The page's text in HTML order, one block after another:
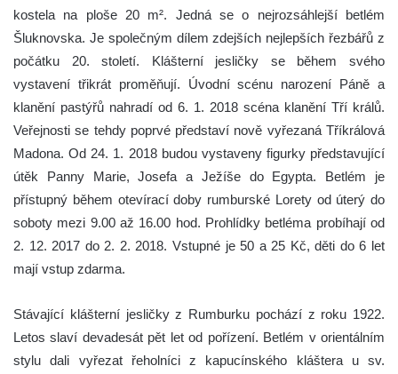
kostela na ploše 20 m². Jedná se o nejrozsáhlejší betlém
Šluknovska. Je společným dílem zdejších nejlepších řezbářů z
počátku 20. století. Klášterní jesličky se během svého
vystavení třikrát proměňují. Úvodní scénu narození Páně a
klanění pastýřů nahradí od 6. 1. 2018 scéna klanění Tří králů.
Veřejnosti se tehdy poprvé představí nově vyřezaná Tříkrálová
Madona. Od 24. 1. 2018 budou vystaveny figurky představující
útěk Panny Marie, Josefa a Ježíše do Egypta. Betlém je
přístupný během otevírací doby rumburské Lorety od úterý do
soboty mezi 9.00 až 16.00 hod. Prohlídky betléma probíhají od
2. 12. 2017 do 2. 2. 2018. Vstupné je 50 a 25 Kč, děti do 6 let
mají vstup zdarma.
Stávající klášterní jesličky z Rumburku pochází z roku 1922.
Letos slaví devadesát pět let od pořízení. Betlém v orientálním
stylu dali vyřezat řeholníci z kapucínského kláštera u sv.